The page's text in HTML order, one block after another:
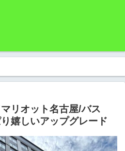
リオット名古屋/バス
嬉しいアップグレード